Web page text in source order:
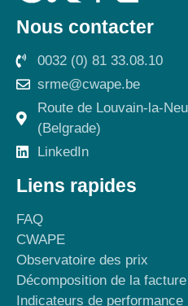
Nous contacter
0032 (0) 81 33.08.10
srme@cwape.be
Route de Louvain-la-
(Belgrade)
LinkedIn
Liens rapides
FAQ
CWAPE
Observatoire des prix
Décomposition de la facture
Indicateurs de performance